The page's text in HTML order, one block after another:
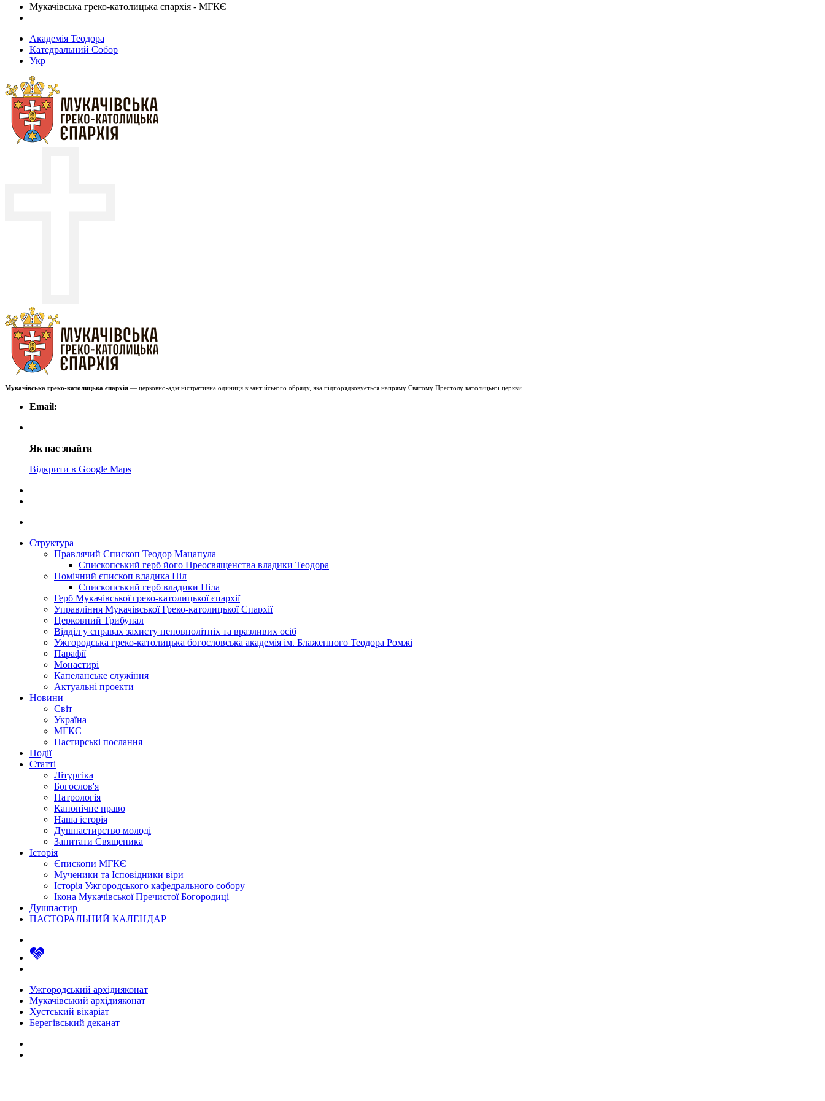
Мукачівська греко-католицька єпархія - МГКЄ
Академія Теодора
Катедральний Собор
Укр
Мукачівська греко-католицька єпархія — церковно-адміністративна одиниця візантійського обряду, яка підпорядковується напряму Святому Престолу католицької церкви.
Email:
Як нас знайти
Відкрити в Google Maps
Структура
Правлячий Єпископ Теодор Мацапула
Єпископський герб його Преосвященства владики Теодора
Помічний єпископ владика Ніл
Єпископський герб владики Ніла
Герб Мукачівської греко-католицької єпархії
Управління Мукачівської Греко-католицької Єпархії
Церковний Трибунал
Відділ у справах захисту неповнолітніх та вразливих осіб
Ужгородська греко-католицька богословська академія ім. Блаженного Теодора Ромжі
Парафії
Монастирі
Капеланське служіння
Актуальні проекти
Новини
Світ
Україна
МГКЄ
Пастирські послання
Події
Статті
Літургіка
Богослов'я
Патрологія
Канонічне право
Наша історія
Душпастирство молоді
Запитати Священика
Історія
Єпископи МГКЄ
Мученики та Ісповідники віри
Історія Ужгородського кафедрального собору
Ікона Мукачівської Пречистої Богородиці
Душпастир
ПАСТОРАЛЬНИЙ КАЛЕНДАР
Ужгородський архідияконат
Мукачівський архідияконат
Хустський вікаріат
Берегівський деканат